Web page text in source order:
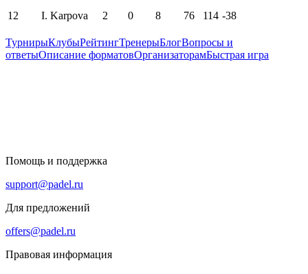
12 I. Karpova 2 0 8 76 114 -38
ТурнирыКлубыРейтингТренерыБлогВопросы и
ответыОписание форматовОрганизаторамБыстрая игра
Помощь и поддержка
support@padel.ru
Для предложений
offers@padel.ru
Правовая информация